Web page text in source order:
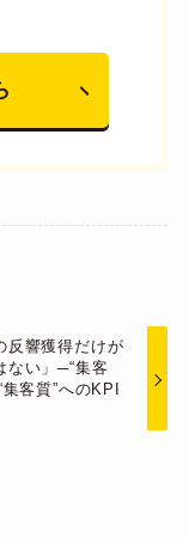
反響獲得だけが
ない」─“集客
集客質”へのKPI